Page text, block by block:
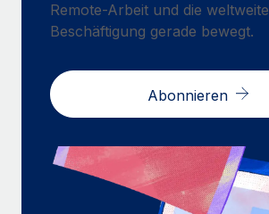
Remote-Arbeit und die weltweite
Beschäftigung gerade bewegt.
Abonnieren